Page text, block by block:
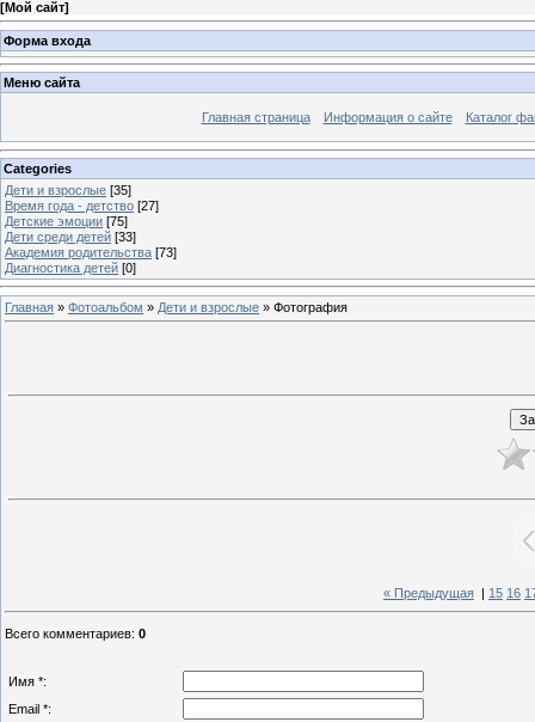
[Мой сайт]
Форма входа
Меню сайта
Главная страница Информация о сайте Каталог
Categories
Дети и взрослые [35]
Время года - детство [27]
Детские эмоции [75]
Дети среди детей [33]
Академия родительства [73]
Диагностика детей [0]
Главная » Фотоальбом » Дети и взрослые » Фотография
« Предыдущая 15 16
Всего комментариев: 0
Имя *:
Email *: